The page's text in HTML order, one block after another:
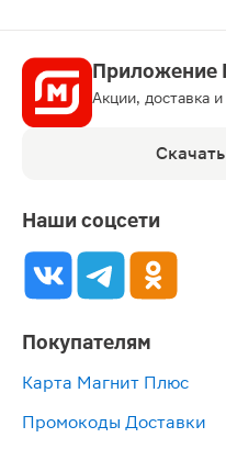
Приложение
Акции, доставка
Наши соцсети
Покупателям
Карта Магнит Плюс
Промокоды Доставки